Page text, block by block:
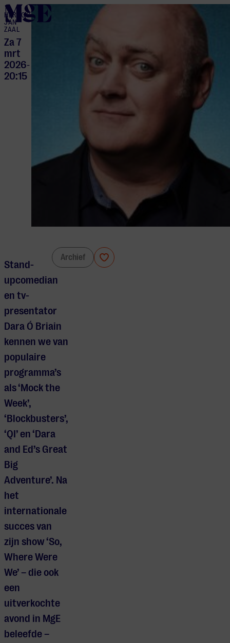
home
HERTOG
JAN
ZAAL
Za 7
mrt
2026-
20:15
Archief
Stand-
upcomedian
en tv-
presentator
Dara Ó Briain
kennen we van
populaire
programma’s
als ‘Mock the
Week’,
‘Blockbusters’,
‘QI’ en ‘Dara
and Ed’s Great
Big
Adventure’. Na
het
internationale
succes van
zijn show ‘So,
Where Were
We’ – die ook
een
uitverkochte
avond in MgE
beleefde –